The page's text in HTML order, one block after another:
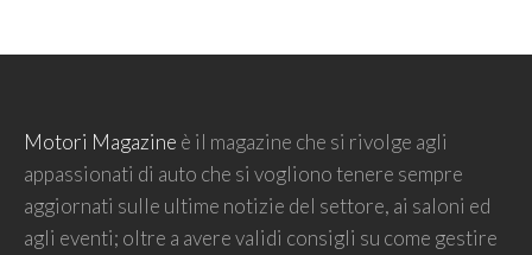
Motori Magazine è il magazine che si rivolge agli
appassionati di auto che si vogliono tenere sempre
aggiornati sulle ultime notizie del settore, ai saloni ed
agli eventi; oltre a avere validi consigli su come gestire